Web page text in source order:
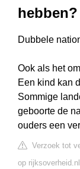
hebben?
Dubbele
Ook als het
Een kind kan
Sommige
geboorte de
ouders een
Verzoek tot
op rijksoverheid.nl